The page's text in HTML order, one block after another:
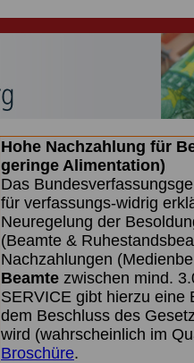
Hohe Nachzahlung für
geringe Alimentation)
Das
für verfassungs-widrig
Neuregelung der
(Beamte &
Nachzahlungen
Beamte zwischen mind.
SERVICE gibt hierzu eine
dem Beschluss des
wird (wahrscheinlich im
Broschüre.